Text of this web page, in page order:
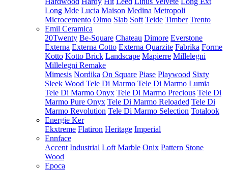
Long Mde Lucia Maison Medina Metropoli
Microcemento Olmo Slab Soft Teide Timber Trento
Emil Ceramica
20Twenty Be-Square Chateau Dimore Everstone
Externa Externa Cotto Externa Quarzite Fabrika Forme
Kotto Kotto Brick Landscape Mapierre Millelegni
Millelegni Remake
Mimesis Nordika On Square Piase Playwood Sixty
Sleek Wood Tele Di Marmo Tele Di Marmo Lumia
Tele Di Marmo Onyx Tele Di Marmo Precious Tele Di
Marmo Pure Onyx Tele Di Marmo Reloaded Tele Di
Marmo Revolution Tele Di Marmo Selection Totalook
Energie Ker
Ekxtreme Flatiron Heritage Imperial
Ennface
Accent Industrial Loft Marble Onix Pattern Stone
Wood
Epoca